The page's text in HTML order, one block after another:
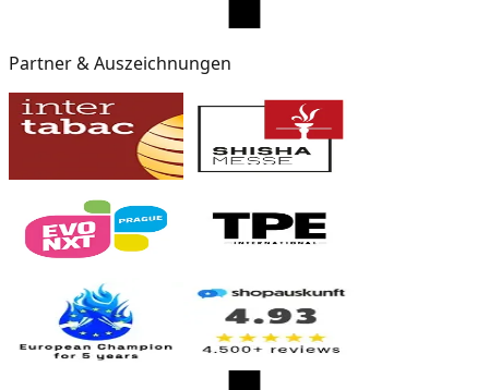
Partner & Auszeichnungen